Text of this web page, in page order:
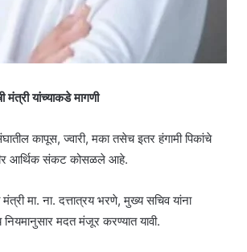
यांच्याकडे मागणी
कापूस, ज्वारी, मका तसेच इतर हंगामी पिकांचे
आर्थिक संकट कोसळले आहे.
मा. ना. दत्तात्रय भरणे, मुख्य सचिव यांना
मदत मंजूर करण्यात यावी.